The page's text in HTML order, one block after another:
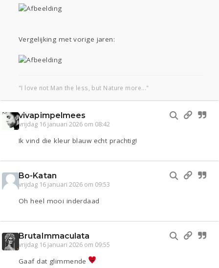
Vergelijking met vorige jaren:
"I love not Man the less, but Nature more..."
vivapimpelmees
vrijdag 16 januari 2026 om 08:42
Ik vind die kleur blauw echt prachtig!
Bo-Katan
vrijdag 16 januari 2026 om 09:53
Oh heel mooi inderdaad
BrutaImmaculata
vrijdag 16 januari 2026 om 09:55
Gaaf dat glimmende